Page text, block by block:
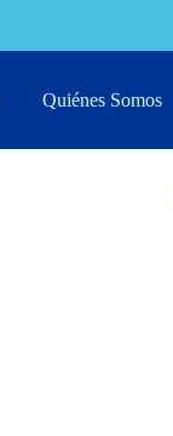
Quiénes Somos